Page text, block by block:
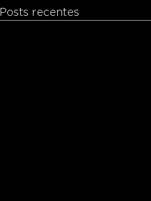
Posts recentes